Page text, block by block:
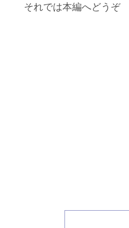
それでは本編へどうぞ